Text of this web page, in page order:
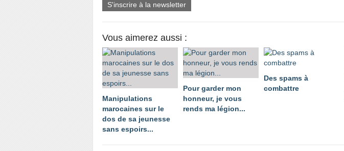
S'inscrire à la newsletter
Vous aimerez aussi :
Manipulations
marocaines sur le
dos de sa jeunesse
sans espoirs...
Pour garder mon
honneur, je vous
rends ma légion...
Des spams à
combattre